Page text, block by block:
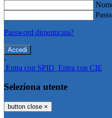
Password dimenticata?
-
Entra con SPID Entra con CIE
Seleziona utente
button close ×